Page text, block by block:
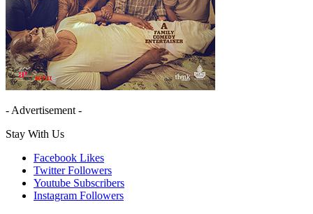
- Advertisement -
Stay With Us
Facebook Likes
Twitter Followers
Youtube Subscribers
Instagram Followers